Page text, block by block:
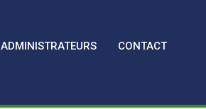
ADMINISTRATEURS CONTACT